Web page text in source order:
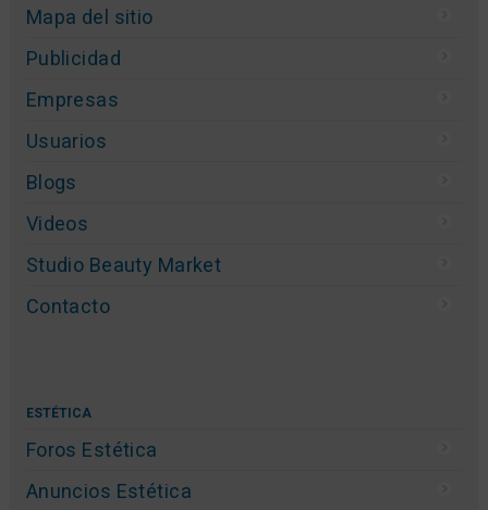
Mapa del sitio
Publicidad
Empresas
Usuarios
Blogs
Videos
Studio Beauty Market
Contacto
ESTÉTICA
Foros Estética
Anuncios Estética